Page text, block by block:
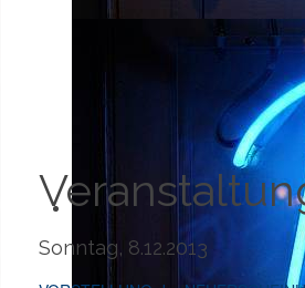
Sonntag, 8.12.2013